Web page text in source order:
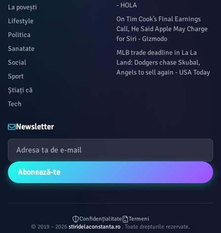
La povești
Lifestyle
Politica
Sanatate
Social
Sport
Știați că
Tech
- HOLA
On Tim Cook’s Final Earnings
Call, He Said Apple May Charge
for Siri - Gizmodo
MLB trade deadline in La La
Land: Dodgers chase Skubal,
Angels to sell again - USA Today
Newsletter
Abonează-te
Confidențialitate
Termeni
© 2019 – 2026 stiridelaconstanta.ro . Toate drepturile rezervate.